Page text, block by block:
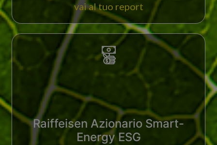
vai al tuo report
Raiffeisen Azionario Smart-
Energy ESG